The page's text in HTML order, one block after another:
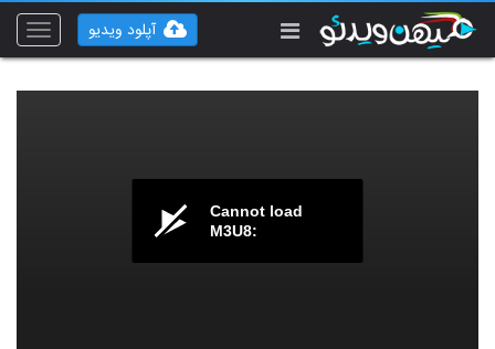
Toggle
آپلود ویدیو
Cannot load
M3U8: